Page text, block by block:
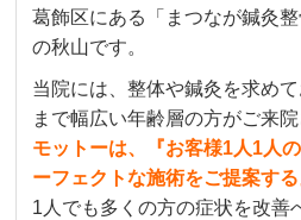
葛飾区にある「まつなが鍼灸
の秋山です。
当院には、整体や鍼灸を求め
まで幅広い年齢層の方がご来院
モットーは、『お客様1人1人
ーフェクトな施術をご提案する
1人でも多くの方の症状を改善